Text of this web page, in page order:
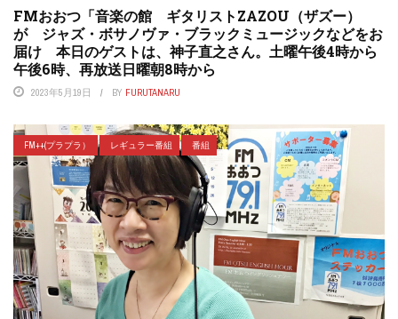
FMおおつ「音楽の館 ギタリストZAZOU（ザズー）
が ジャズ・ボサノヴァ・ブラックミュージックなどをお
届け 本日のゲストは、神子直之さん。土曜午後4時から
午後6時、再放送日曜朝8時から
2023年5月19日 BY FURUTANARU
FM++(プラプラ） レギュラー番組 番組